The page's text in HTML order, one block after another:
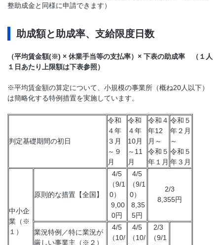
整助成金と同様に申請できます）
助成額と助成率、支給限度日数
（平均賃金額(※) × 休業手当等の支払率）× 下表の助成率 （１人
１日あたり上限額は下表参照）
※平均賃金額の算定について、小規模の事業所（概ね20人以下）
は簡略化する特例措置を実施しています。
判定基礎期間の初日
令和
４年
３月
～９
月
令和
４年
10月
～11
月
令和４
年12
月～
令和５
年１月
令和５
年２月
～
令和５
年３月
中小企
業（※
１）
原則的な措置【全国】
4/5
（9/1
0）
9,00
0円
4/5
（9/1
0）
8,35
5円
2/3
8,355円
業況特例／特に業況が
厳しい事業主（※２）
4/5
（10/
4/5
（10/
2/3
（9/1